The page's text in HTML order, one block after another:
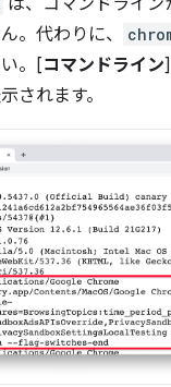
。代わりに、
。[コマンドライン
されます。